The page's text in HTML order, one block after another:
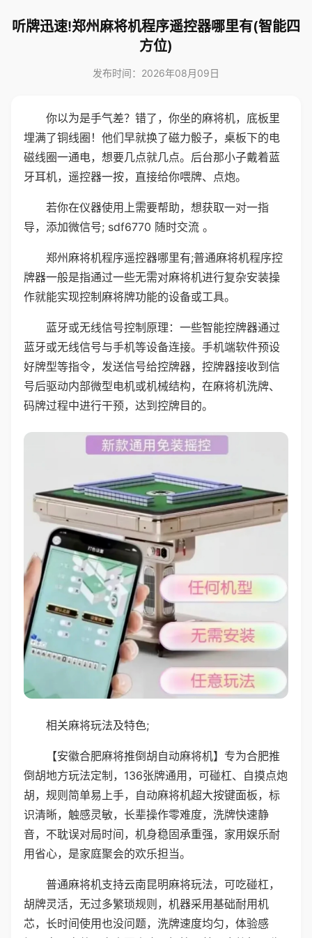
听牌迅速!郑州麻将机程序遥控器哪里有(智能四
方位)
发布时间：2026年08月09日
你以为是手气差？错了，你坐的麻将机，底板里
埋满了铜线圈！他们早就换了磁力骰子，桌板下的电
磁线圈一通电，想要几点就几点。后台那小子戴着蓝
牙耳机，遥控器一按，直接给你喂牌、点炮。
若你在仪器使用上需要帮助，想获取一对一指
导，添加微信号; sdf6770 随时交流 。
郑州麻将机程序遥控器哪里有;普通麻将机程序控
牌器一般是指通过一些无需对麻将机进行复杂安装操
作就能实现控制麻将牌功能的设备或工具。
蓝牙或无线信号控制原理：一些智能控牌器通过
蓝牙或无线信号与手机等设备连接。手机端软件预设
好牌型等指令，发送信号给控牌器，控牌器接收到信
号后驱动内部微型电机或机械结构，在麻将机洗牌、
码牌过程中进行干预，达到控牌目的。
相关麻将玩法及特色;
【安徽合肥麻将推倒胡自动麻将机】专为合肥推
倒胡地方玩法定制，136张牌通用，可碰杠、自摸点炮
胡，规则简单易上手，自动麻将机超大按键面板，标
识清晰，触感灵敏，长辈操作零难度，洗牌快速静
音，不耽误对局时间，机身稳固承重强，家用娱乐耐
用省心，是家庭聚会的欢乐担当。
普通麻将机支持云南昆明麻将玩法，可吃碰杠，
胡牌灵活，无过多繁琐规则，机器采用基础耐用机
芯，长时间使用也没问题，洗牌速度均匀，体验感